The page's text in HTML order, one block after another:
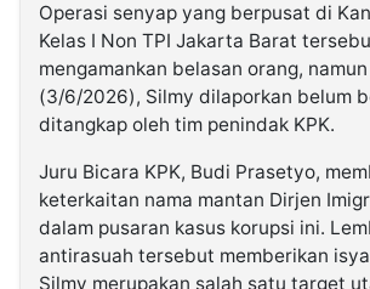
Operasi senyap yang berpusat di
Kelas I Non TPI Jakarta Barat
mengamankan belasan orang,
(3/6/2026), Silmy dilaporkan belum
ditangkap oleh tim penindak KPK.
Juru Bicara KPK, Budi Prasetyo,
keterkaitan nama mantan Dirjen
dalam pusaran kasus korupsi ini.
antirasuah tersebut memberikan
Silmy merupakan salah satu target